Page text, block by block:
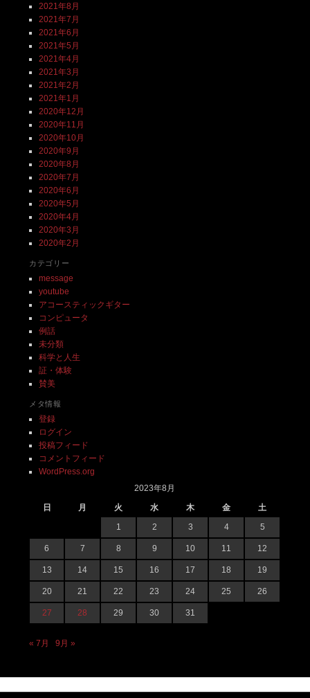
2021年8月
2021年7月
2021年6月
2021年5月
2021年4月
2021年3月
2021年2月
2021年1月
2020年12月
2020年11月
2020年10月
2020年9月
2020年8月
2020年7月
2020年6月
2020年5月
2020年4月
2020年3月
2020年2月
カテゴリー
message
youtube
アコースティックギター
コンピュータ
例話
未分類
科学と人生
証・体験
賛美
メタ情報
登録
ログイン
投稿フィード
コメントフィード
WordPress.org
2023年8月
日
月 火 水 木 金
土
1
2 3 4 5
6 7 8 9 10 11 12
13 14 15 16 17 18 19
20 21 22 23 24 25 26
27 28 29 30 31
« 7月 9月 »